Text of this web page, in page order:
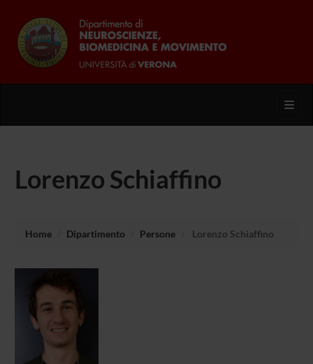
Lorenzo Schiaffino
Home Dipartimento Persone Lorenzo Schiaffino